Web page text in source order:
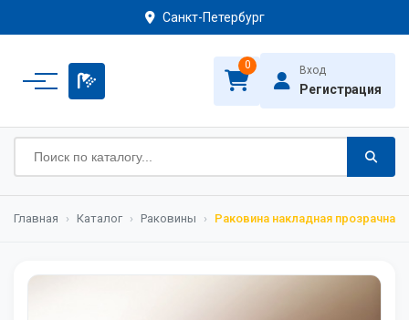
Санкт-Петербург
0 Вход
Регистрация
Главная › Каталог › Раковины › Раковина накладная прозрачная